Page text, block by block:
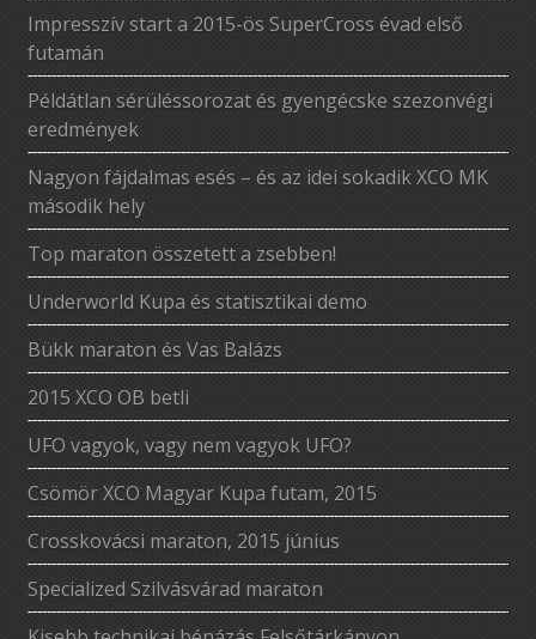
Impresszív start a 2015-ös SuperCross évad első
futamán
Példátlan sérüléssorozat és gyengécske szezonvégi
eredmények
Nagyon fájdalmas esés – és az idei sokadik XCO MK
második hely
Top maraton összetett a zsebben!
Underworld Kupa és statisztikai demo
Bükk maraton és Vas Balázs
2015 XCO OB betli
UFO vagyok, vagy nem vagyok UFO?
Csömör XCO Magyar Kupa futam, 2015
Crosskovácsi maraton, 2015 június
Specialized Szilvásvárad maraton